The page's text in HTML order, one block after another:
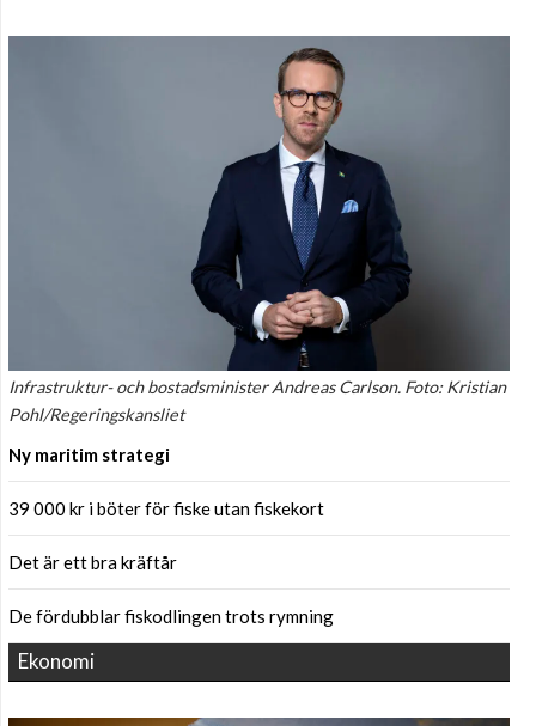
Infrastruktur- och bostadsminister Andreas Carlson. Foto: Kristian
Pohl/Regeringskansliet
Ny maritim strategi
39 000 kr i böter för fiske utan fiskekort
Det är ett bra kräftår
De fördubblar fiskodlingen trots rymning
Ekonomi